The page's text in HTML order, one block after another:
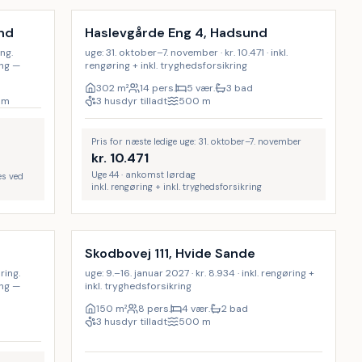
—
ved
Haslevgårde Eng 4, Hadsund
uge: 31. oktober–7. november · kr. 10.471 · inkl.
rengøring + inkl. tryghedsforsikring
302 m² 14 pers. 5 vær.
3 bad
3 husdyr tilladt
500 m
Pris for næste ledige uge: 31. oktober–7. november
kr. 10.471
Uge 44 · ankomst lørdag
inkl. rengøring + inkl. tryghedsforsikring
—
Inkl. rengøring
Skodbovej 111, Hvide Sande
uge: 9.–16. januar 2027 · kr. 8.934 · inkl. rengøring +
inkl. tryghedsforsikring
150 m² 8 pers. 4 vær.
2 bad
3 husdyr tilladt
500 m